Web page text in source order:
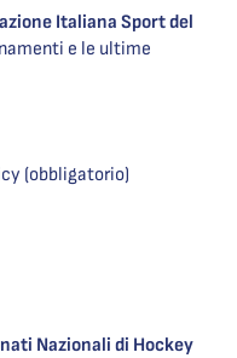
Italiana Sport del
e le ultime
(obbligatorio)
Nazionali di Hockey